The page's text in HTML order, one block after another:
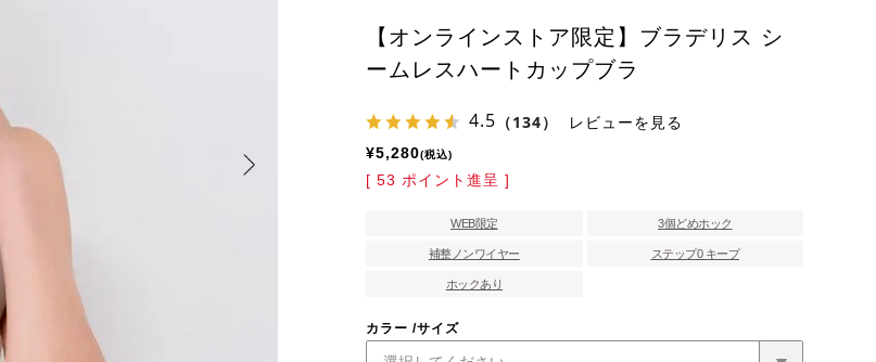
【オンラインストア限定】ブラデリス シ
ームレスハートカップブラ
4.5 （134） レビューを見る
¥5,280 税込
[ 53 ポイント進呈 ]
WEB限定 3個どめホック
補整ノンワイヤー ステップ0 キープ
ホックあり
カラー サイズ